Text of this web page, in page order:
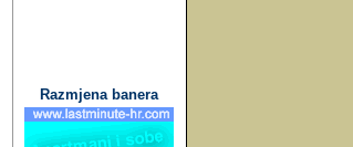
Razmjena banera